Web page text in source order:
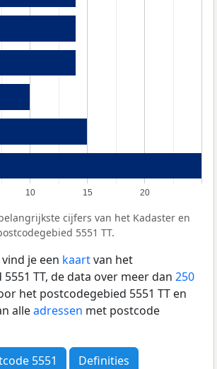
10 15 20
cijfers van het Kadaster en
5551 TT.
je een kaartvan het
TT, de data over meer dan 250
het postcodegebied 5551 TT en
alleadressen met postcode
5551 Definities